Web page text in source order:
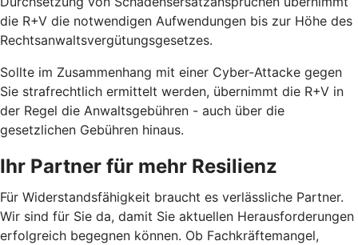
die R+V die notwendigen Aufwendungen bis zur Höhe des
Rechtsanwaltsvergütungsgesetzes.
Sollte im Zusammenhang mit einer Cyber-Attacke gegen
Sie strafrechtlich ermittelt werden, übernimmt die R+V in
der Regel die Anwaltsgebühren - auch über die
gesetzlichen Gebühren hinaus.
Ihr Partner für mehr Resilienz
Für Widerstandsfähigkeit braucht es verlässliche Partner.
Wir sind für Sie da, damit Sie aktuellen Herausforderungen
erfolgreich begegnen können. Ob Fachkräftemangel,